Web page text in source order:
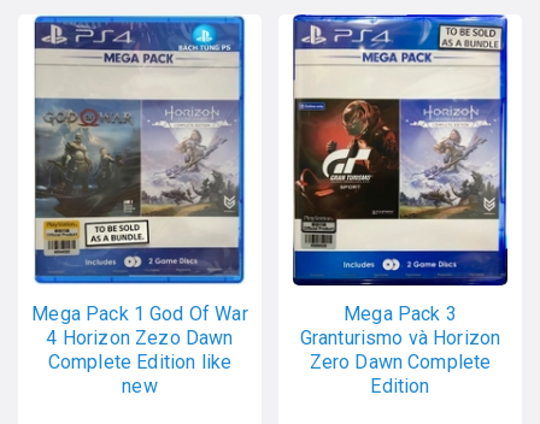
Mega Pack 1 God Of War
4 Horizon Zezo Dawn
Complete Edition like
new
Mega Pack 3
Granturismo và Horizon
Zero Dawn Complete
Edition